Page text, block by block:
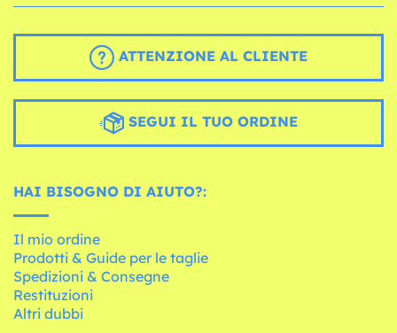
ATTENZIONE AL CLIENTE
SEGUI IL TUO ORDINE
HAI BISOGNO DI AIUTO?:
Il mio ordine
Prodotti & Guide per le taglie
Spedizioni & Consegne
Restituzioni
Altri dubbi